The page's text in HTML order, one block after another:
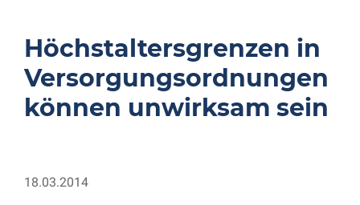
Höchstaltersgrenzen in
Versorgungsordnungen
können unwirksam sein
18.03.2014